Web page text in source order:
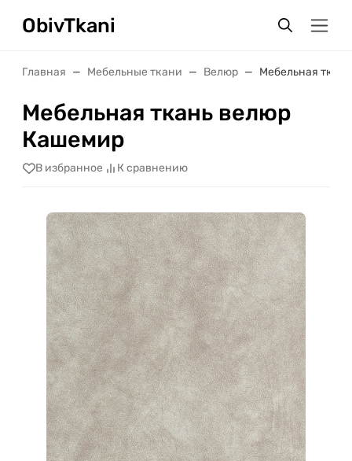
ObivTkani
Главная Мебельные ткани Велюр Мебельная
Мебельная ткань велюр
Кашемир
В избранное К сравнению